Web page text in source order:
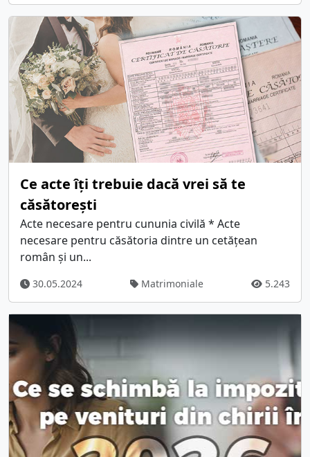
Ce acte îți trebuie dacă vrei să te
căsătorești
Acte necesare pentru cununia civilă * Acte
necesare pentru căsătoria dintre un cetățean
român și un...
30.05.2024 Matrimoniale 5.243